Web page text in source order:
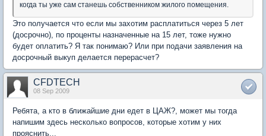
когда ты уже сам станешь собственником жилого помещения.
Это получается что если мы захотим расплатиться через 5 лет
(досрочно), по проценты назначенные на 15 лет, тоже нужно
будет оплатить? Я так понимаю? Или при подачи заявления на
досрочный выкуп делается перерасчет?
CFDTECH
08 Sep 2009
Ребята, а кто в ближайшие дни едет в ЦАЖ?, может мы тогда
напишим здесь несколько вопросов, которые хотим у них
прояснить...